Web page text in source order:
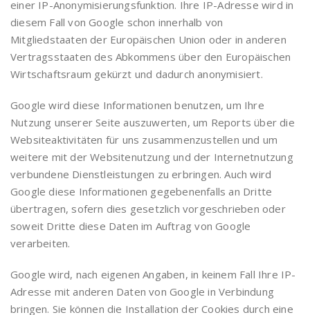
einer IP-Anonymisierungsfunktion. Ihre IP-Adresse wird in
diesem Fall von Google schon innerhalb von
Mitgliedstaaten der Europäischen Union oder in anderen
Vertragsstaaten des Abkommens über den Europäischen
Wirtschaftsraum gekürzt und dadurch anonymisiert.
Google wird diese Informationen benutzen, um Ihre
Nutzung unserer Seite auszuwerten, um Reports über die
Websiteaktivitäten für uns zusammenzustellen und um
weitere mit der Websitenutzung und der Internetnutzung
verbundene Dienstleistungen zu erbringen. Auch wird
Google diese Informationen gegebenenfalls an Dritte
übertragen, sofern dies gesetzlich vorgeschrieben oder
soweit Dritte diese Daten im Auftrag von Google
verarbeiten.
Google wird, nach eigenen Angaben, in keinem Fall Ihre IP-
Adresse mit anderen Daten von Google in Verbindung
bringen. Sie können die Installation der Cookies durch eine